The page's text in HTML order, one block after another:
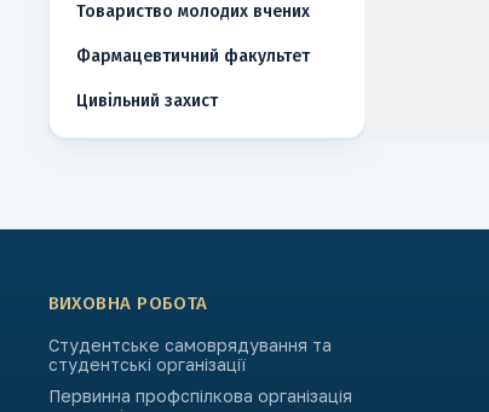
Товариство молодих вчених
Фармацевтичний факультет
Цивільний захист
ВИХОВНА РОБОТА
Студентське самоврядування та
студентські організації
Первинна профспілкова організація